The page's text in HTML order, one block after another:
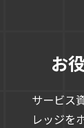
お
サービス
レッジを